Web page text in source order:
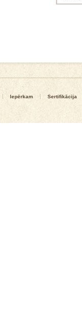
Iepērkam Sertifikācija